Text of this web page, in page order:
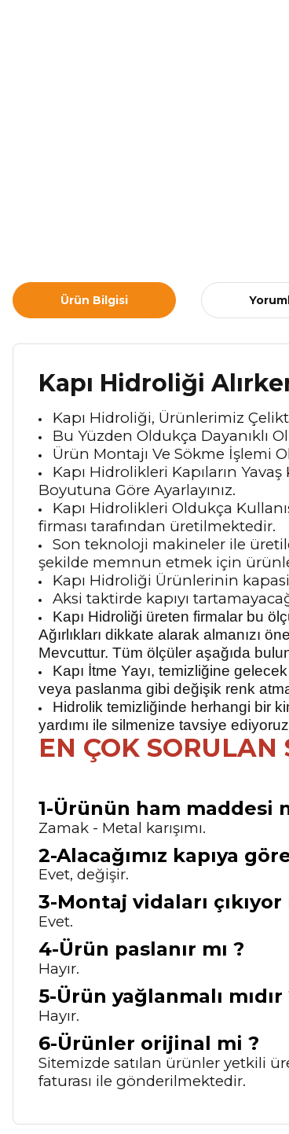
Ürün Bilgisi
Kapı Hidroliği
Kapı Hidroliği, Ürünlerimiz
Bu Yüzden Oldukça Dayanıklı
Ürün Montajı Ve Sökme İşlemi
Kapı Hidrolikleri Kapıların
Boyutuna Göre Ayarlayınız.
Kapı Hidrolikleri Oldukça
firması tarafından üretilmektedir.
Son teknoloji makineler ile
şekilde memnun etmek için
Kapı Hidroliği Ürünlerinin
Aksi taktirde kapıyı
Kapı Hidroliği üreten firmalar bu
Ağırlıkları dikkate alarak almanızı
Mevcuttur. Tüm ölçüler aşağıda
Kapı İtme Yayı, temizliğine
veya paslanma gibi değişik renk
Hidrolik temizliğinde herhangi bir
yardımı ile silmenize tavsiye
EN ÇOK SORULAN
1-Ürünün ham maddesi
Zamak - Metal karışımı.
2-Alacağımız kapıya
Evet, değişir.
3-Montaj vidaları çıkıyor
Evet.
4-Ürün paslanır mı ?
Hayır.
5-Ürün yağlanmalı mıdır
Hayır.
6-Ürünler orijinal mi ?
Sitemizde satılan ürünler yetkili
faturası ile gönderilmektedir.